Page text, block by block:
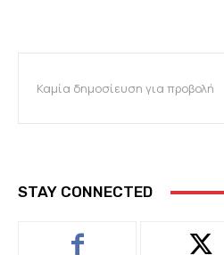
Καμία δημοσίευση για προβολή
STAY CONNECTED